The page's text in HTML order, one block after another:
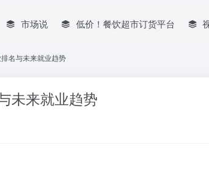
市场说 低价！餐饮超市订货平台
名与未来就业趋势
未来就业趋势